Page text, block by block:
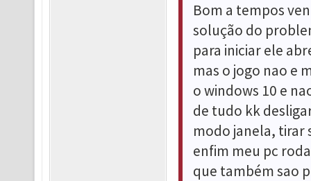
Bom a tempos
solução do
para iniciar ele
mas o jogo nao e
o windows 10 e
de tudo kk
modo janela, tirar
enfim meu pc
que também sao